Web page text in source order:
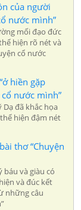
của người
nước mình”
mối đạo đức
hiện rõ nét và
cổ nước
hiền gặp
nước mình”
đã khắc họa
hiện đậm nét
thơ “Chuyện
báu và giàu có
và đúc kết
những câu